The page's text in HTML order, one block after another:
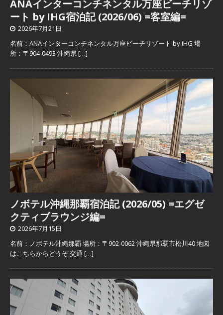
ANAインターコンチネンタル万座ビーチリゾ
ート by IHG宿泊記 (2026/06) =客室編=
2026年7月21日
名前：ANAインターコンチネンタル万座ビーチリゾート by IHG 場
所：〒904-0493 沖縄県[…]
ノボテル沖縄那覇宿泊記 (2026/05) =エグゼ
クティブラウンジ編=
2026年7月15日
名前：ノボテル沖縄那覇 場所：〒902-0062 沖縄県那覇市松川40 地図
はこちらからどうぞ 交通 […]